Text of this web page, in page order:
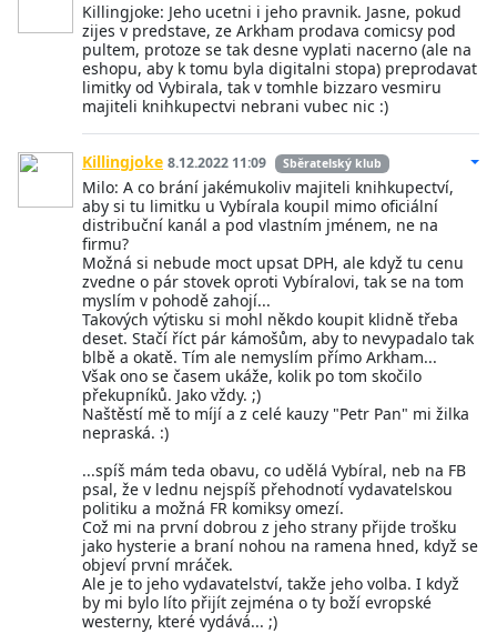
Killingjoke: Jeho ucetni i jeho pravnik. Jasne, pokud
zijes v predstave, ze Arkham prodava comicsy pod
pultem, protoze se tak desne vyplati nacerno (ale na
eshopu, aby k tomu byla digitalni stopa) preprodavat
limitky od Vybirala, tak v tomhle bizzaro vesmiru
majiteli knihkupectvi nebrani vubec nic :)
Killingjoke 8.12.2022 11:09 Sběratelský klub
Milo: A co brání jakémukoliv majiteli knihkupectví,
aby si tu limitku u Vybírala koupil mimo oficiální
distribuční kanál a pod vlastním jménem, ne na
firmu?
Možná si nebude moct upsat DPH, ale když tu cenu
zvedne o pár stovek oproti Vybíralovi, tak se na tom
myslím v pohodě zahojí...
Takových výtisku si mohl někdo koupit klidně třeba
deset. Stačí říct pár kámošům, aby to nevypadalo tak
blbě a okatě. Tím ale nemyslím přímo Arkham...
Však ono se časem ukáže, kolik po tom skočilo
překupníků. Jako vždy. ;)
Naštěstí mě to míjí a z celé kauzy "Petr Pan" mi žilka
nepraská. :)
...spíš mám teda obavu, co udělá Vybíral, neb na FB
psal, že v lednu nejspíš přehodnotí vydavatelskou
politiku a možná FR komiksy omezí.
Což mi na první dobrou z jeho strany přijde trošku
jako hysterie a braní nohou na ramena hned, když se
objeví první mráček.
Ale je to jeho vydavatelství, takže jeho volba. I když
by mi bylo líto přijít zejména o ty boží evropské
westerny, které vydává... ;)